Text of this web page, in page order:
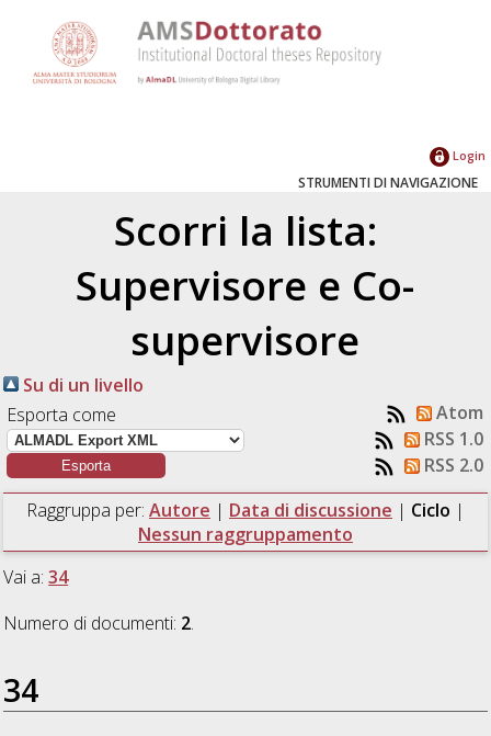
Login
STRUMENTI DI NAVIGAZIONE
Scorri la lista:
Supervisore e Co-
supervisore
Su di un livello
Esporta come
Atom
RSS 1.0
RSS 2.0
Raggruppa per: Autore | Data di discussione | Ciclo |
Nessun raggruppamento
Vai a:34
Numero di documenti: 2.
34